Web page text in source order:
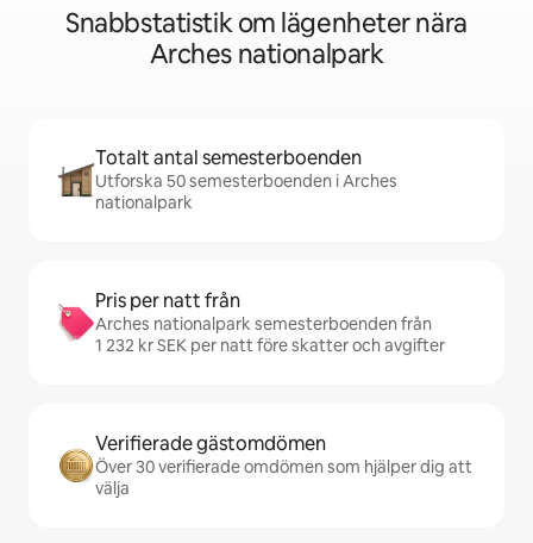
Snabbstatistik om lägenheter nära
Arches nationalpark
Totalt antal semesterboenden
Utforska 50 semesterboenden i Arches
nationalpark
Pris per natt från
Arches nationalpark semesterboenden från
1 232 kr SEK per natt före skatter och avgifter
Verifierade gästomdömen
Över 30 verifierade omdömen som hjälper dig att
välja